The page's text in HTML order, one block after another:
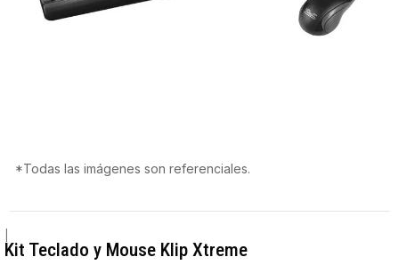
*Todas las imágenes son referenciales.
Kit Teclado y Mouse Klip Xtreme